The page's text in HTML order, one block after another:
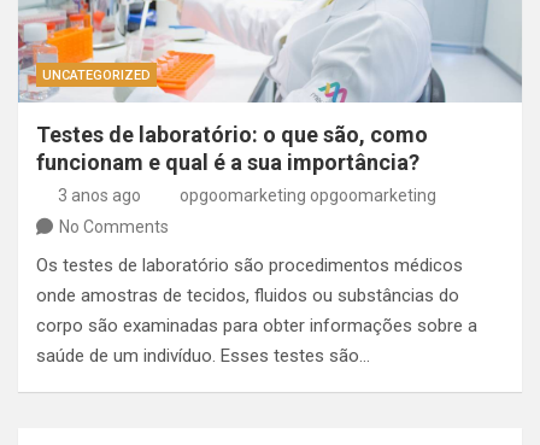
UNCATEGORIZED
Testes de laboratório: o que são, como
funcionam e qual é a sua importância?
3 anos ago
opgoomarketing opgoomarketing
No Comments
Os testes de laboratório são procedimentos médicos
onde amostras de tecidos, fluidos ou substâncias do
corpo são examinadas para obter informações sobre a
saúde de um indivíduo. Esses testes são…